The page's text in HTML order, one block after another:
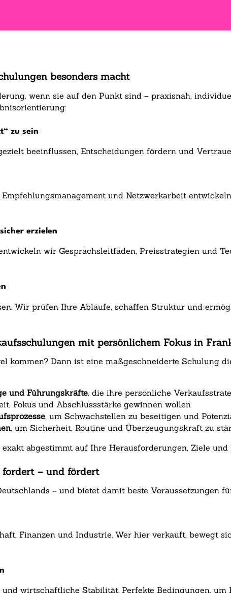
besonders macht
wenn sie auf den Punkt sind – praxisnah,
zu sein
beeinflussen, Entscheidungen fördern und
und Netzwerkarbeit
erzielen
wir Gesprächsleitfäden, Preisstrategien und
Wir prüfen Ihre Abläufe, schaffen Struktur und
mit persönlichem Fokus in
kommen? Dann ist eine maßgeschneiderte Schulung
und Führungskräfte, die ihre persönliche
Fokus und Abschlussstärke gewinnen wollen
, um Schwachstellen zu beseitigen und
, um Sicherheit, Routine und Überzeugungskraft zu
abgestimmt auf Ihre Herausforderungen, Ziele und
fordert – und fördert
– und bietet damit beste Voraussetzungen
Finanzen und Industrie. Wer hier verkauft, bewegt
wirtschaftliche Stabilität. Perfekte Bedingungen,